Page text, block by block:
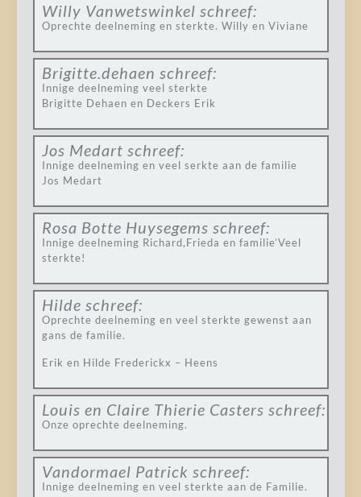
Willy Vanwetswinkel schreef:
Oprechte deelneming en sterkte. Willy en Viviane
Brigitte.dehaen schreef:
Innige deelneming veel sterkte
Brigitte Dehaen en Deckers Erik
Jos Medart schreef:
Innige deelneming en veel serkte aan de familie
Jos Medart
Rosa Botte Huysegems schreef:
Innige deelneming Richard,Frieda en familie’Veel
sterkte!
Hilde schreef:
Oprechte deelneming en veel sterkte gewenst aan
gans de familie.
Erik en Hilde Frederickx – Heens
Louis en Claire Thierie Casters schreef:
Onze oprechte deelneming.
Vandormael Patrick schreef:
Innige deelneming en veel sterkte aan de Familie.